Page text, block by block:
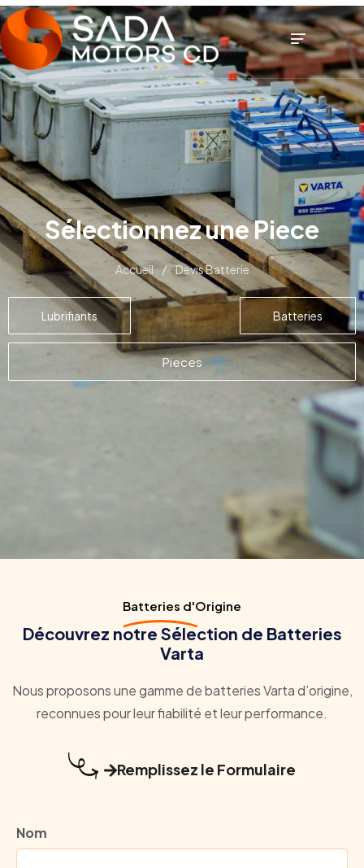
Sélectionnez une Piece
Accueil / Devis Batterie
Lubrifiants Batteries
Pieces
Batteries d'Origine
Découvrez notre Sélection de Batteries
Varta
Nous proposons une gamme de batteries Varta d’origine,
reconnues pour leur fiabilité et leur performance.
Remplissez le Formulaire
Nom